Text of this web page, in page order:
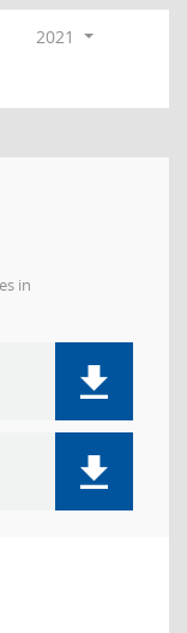
2021
in